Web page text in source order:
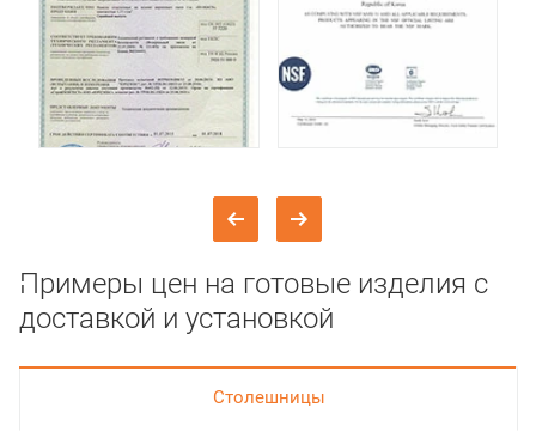
Примеры цен на готовые изделия с
доставкой и установкой
Cтолешницы